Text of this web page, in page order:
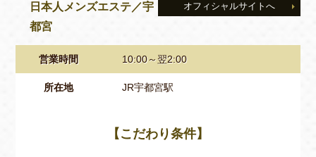
オフィシャルサイトへ
日本人メンズエステ／宇
都宮
営業時間 10:00～翌2:00
所在地 JR宇都宮駅
【こだわり条件】